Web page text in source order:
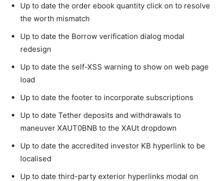
Up to date the order ebook quantity click on to resolve
the worth mismatch
Up to date the Borrow verification dialog modal
redesign
Up to date the self-XSS warning to show on web page
load
Up to date the footer to incorporate subscriptions
Up to date Tether deposits and withdrawals to
maneuver XAUT0BNB to the XAUt dropdown
Up to date the accredited investor KB hyperlink to be
localised
Up to date third-party exterior hyperlinks modal on